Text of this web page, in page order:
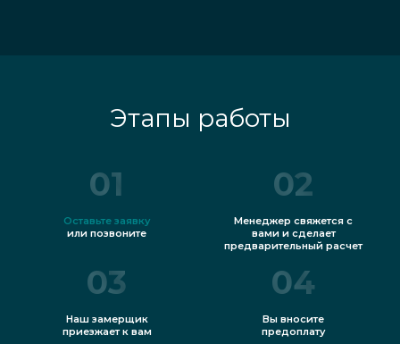
Этапы работы
01
Оставьте заявку
или позвоните
02
Менеджер свяжется с
вами и сделает
предварительный расчет
03
Наш замерщик
приезжает к вам
04
Вы вносите
предоплату